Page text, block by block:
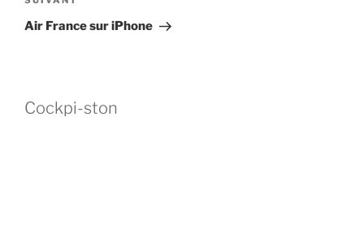
suivant
Air France sur iPhone
Cockpi-ston